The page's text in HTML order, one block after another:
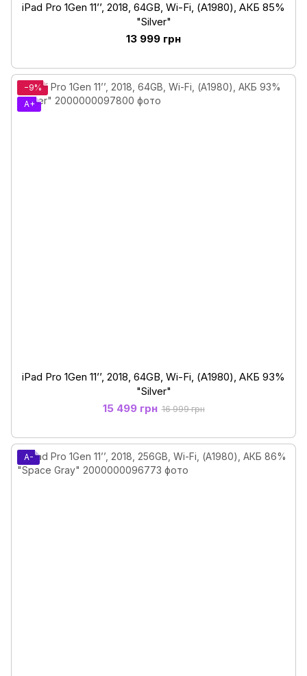
iPad Pro 1Gen 11’’, 2018, 64GB, Wi-Fi, (А1980), АКБ 85%
"Silver"
13 999 грн
−9%
A+
iPad Pro 1Gen 11’’, 2018, 64GB, Wi-Fi, (А1980), АКБ 93%
"Silver"
15 499 грн 16 999 грн
A-